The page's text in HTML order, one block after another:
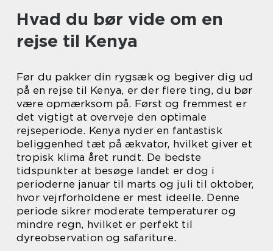
Hvad du bør vide om en
rejse til Kenya
Før du pakker din rygsæk og begiver dig ud
på en rejse til Kenya, er der flere ting, du bør
være opmærksom på. Først og fremmest er
det vigtigt at overveje den optimale
rejseperiode. Kenya nyder en fantastisk
beliggenhed tæt på ækvator, hvilket giver et
tropisk klima året rundt. De bedste
tidspunkter at besøge landet er dog i
perioderne januar til marts og juli til oktober,
hvor vejrforholdene er mest ideelle. Denne
periode sikrer moderate temperaturer og
mindre regn, hvilket er perfekt til
dyreobservation og safariture.